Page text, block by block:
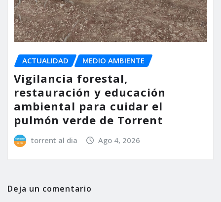
ACTUALIDAD MEDIO AMBIENTE
Vigilancia forestal,
restauración y educación
ambiental para cuidar el
pulmón verde de Torrent
torrent al dia Ago 4, 2026
Deja un comentario